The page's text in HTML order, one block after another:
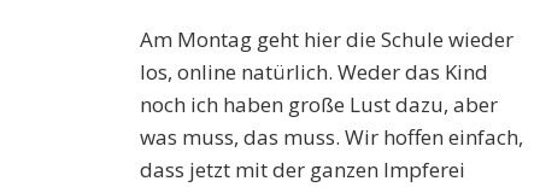
Am Montag geht hier die Schule wieder
los, online natürlich. Weder das Kind
noch ich haben große Lust dazu, aber
was muss, das muss. Wir hoffen einfach,
dass jetzt mit der ganzen Impferei